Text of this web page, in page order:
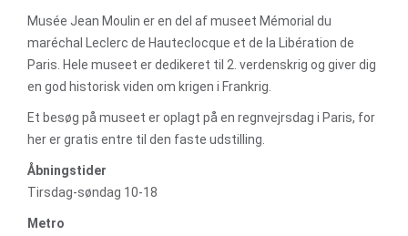
Musée Jean Moulin er en del af museet Mémorial du
maréchal Leclerc de Hauteclocque et de la Libération de
Paris. Hele museet er dedikeret til 2. verdenskrig og giver dig
en god historisk viden om krigen i Frankrig.
Et besøg på museet er oplagt på en regnvejrsdag i Paris, for
her er gratis entre til den faste udstilling.
Åbningstider
Tirsdag-søndag 10-18
Metro